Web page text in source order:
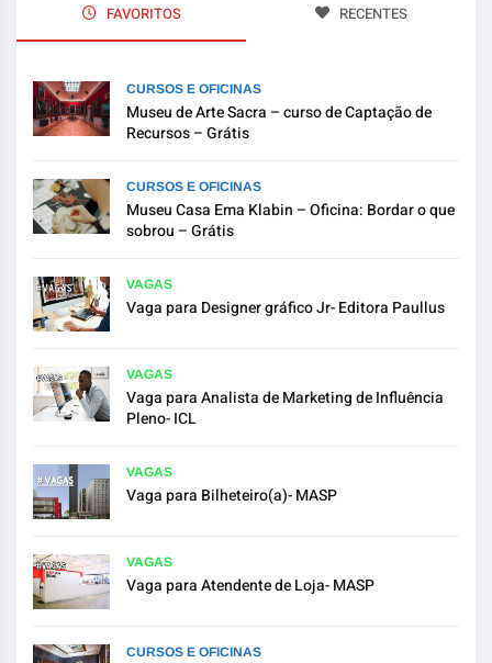
FAVORITOS RECENTES
CURSOS E OFICINAS
Museu de Arte Sacra – curso de Captação de
Recursos – Grátis
CURSOS E OFICINAS
Museu Casa Ema Klabin – Oficina: Bordar o que
sobrou – Grátis
VAGAS
Vaga para Designer gráfico Jr- Editora Paullus
VAGAS
Vaga para Analista de Marketing de Influência
Pleno- ICL
VAGAS
Vaga para Bilheteiro(a)- MASP
VAGAS
Vaga para Atendente de Loja- MASP
CURSOS E OFICINAS